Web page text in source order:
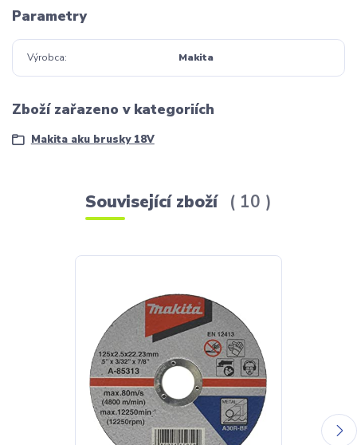
Parametry
Výrobca Makita
Zboží zařazeno v kategoriích
Makita aku brusky 18V
Související zboží 10